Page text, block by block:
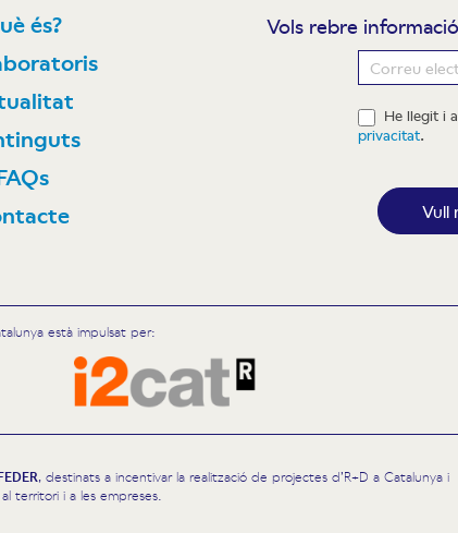
és?
Vols rebre
He llegit i
privacitat.
Vull
està impulsat per:
, destinats a incentivar la realització de projectes d’R+D a Catalunya i
territori i a les empreses.